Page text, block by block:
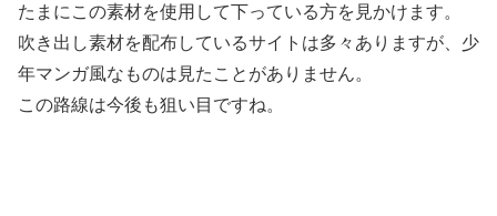
たまにこの素材を使用して下っている方を見かけます。
吹き出し素材を配布しているサイトは多々ありますが、少
年マンガ風なものは見たことがありません。
この路線は今後も狙い目ですね。